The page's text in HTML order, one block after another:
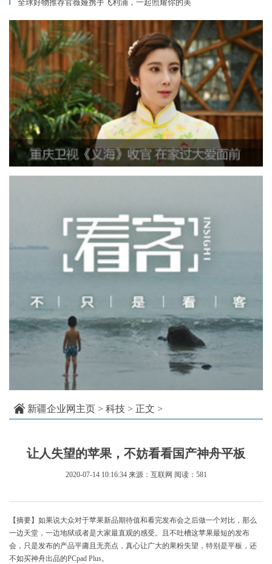
▎ 全球好物推荐官薇娅携手飞利浦，一起照耀你的美
新疆企业网主页 > 科技 > 正文 >
让人失望的苹果，不妨看看国产神舟平板
2020-07-14 10:16:34 来源：互联网 阅读：581
【摘要】如果说大众对于苹果新品期待值和看完发布会之后做一个对比，那么
一边天堂，一边地狱或者是大家最直观的感受。且不吐槽这苹果最短的发布
会，只是发布的产品平庸且无亮点，真心让广大的果粉失望，特别是平板，还
不如买神舟出品的PCpad Plus。